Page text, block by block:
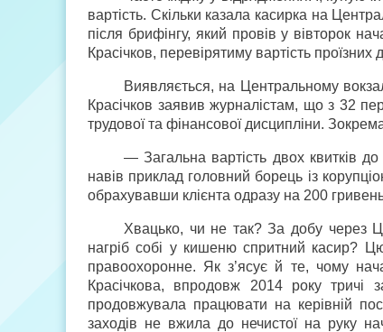
вартість. Скільки казала касирка на
після брифінгу, який провів у вівторок
Красічков, перевірятиму вартість проїзних
Виявляється, на Центральному
Красічков заявив журналістам, що з 32
трудової та фінансової дисципліни.
— Загальна вартість двох квитків
навів приклад головний борець із
обрахувавши клієнта одразу на 200
Хвацько, чи не так? За добу через
нагріб собі у кишеню спритний касир?
правоохоронне. Як з’ясує й те, чому
Красічкова, впродовж 2014 року тричі
продовжувала працювати на керівній
заходів не вжила до нечистої на руку